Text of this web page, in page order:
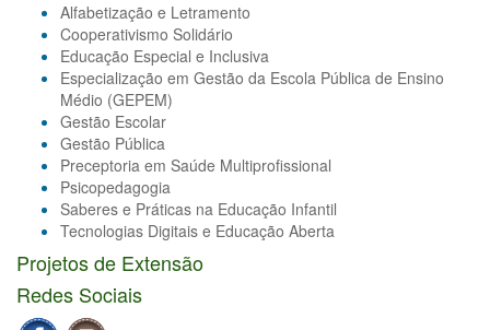
Alfabetização e Letramento
Cooperativismo Solidário
Educação Especial e Inclusiva
Especialização em Gestão da Escola Pública de Ensino
Médio (GEPEM)
Gestão Escolar
Gestão Pública
Preceptoria em Saúde Multiprofissional
Psicopedagogia
Saberes e Práticas na Educação Infantil
Tecnologias Digitais e Educação Aberta
Projetos de Extensão
Redes Sociais